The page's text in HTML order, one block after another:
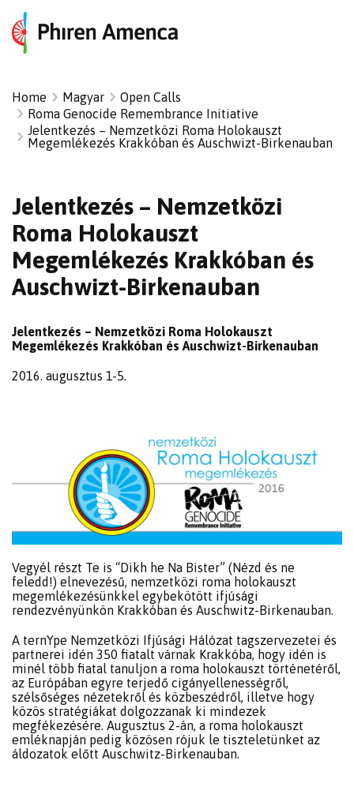
Home Magyar
Open Calls
Roma Genocide Remembrance Initiative
Jelentkezés – Nemzetközi Roma Holokauszt
Megemlékezés Krakkóban és Auschwizt-Birkenauban
Jelentkezés – Nemzetközi
Roma Holokauszt
Megemlékezés Krakkóban és
Auschwizt-Birkenauban
Jelentkezés – Nemzetközi Roma Holokauszt
Megemlékezés Krakkóban és Auschwizt-Birkenauban
2016. augusztus 1-5.
Vegyél részt Te is “Dikh he Na Bister” (Nézd és ne
feledd!) elnevezésű, nemzetközi roma holokauszt
megemlékezésünkkel egybekötött ifjúsági
rendezvényünkön Krakkóban és Auschwitz-Birkenauban.
A ternYpe Nemzetközi Ifjúsági Hálózat tagszervezetei és
partnerei idén 350 fiatalt várnak Krakkóba, hogy idén is
minél több fiatal tanuljon a roma holokauszt történetéről,
az Európában egyre terjedő cigányellenességről,
szélsőséges nézetekről és közbeszédről, illetve hogy
közös stratégiákat dolgozzanak ki mindezek
megfékezésére. Augusztus 2-án, a roma holokauszt
emléknapján pedig közösen rójuk le tiszteletünket az
áldozatok előtt Auschwitz-Birkenauban.